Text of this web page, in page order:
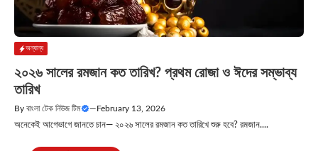
অন্যান্য
২০২৬ সালের রমজান কত তারিখ? প্রথম রোজা ও ঈদের সম্ভাব্য
তারিখ
By বাংলা টেক নিউজ টিম —February 13, 2026
অনেকেই আগেভাগে জানতে চান— ২০২৬ সালের রমজান কত তারিখে শুরু হবে? রমজান....